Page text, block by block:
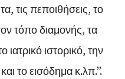
τις πεποιθήσεις, το
τόπο διαμονής, τα
ιατρικό ιστορικό, την
το εισόδημα κ.λπ.”.